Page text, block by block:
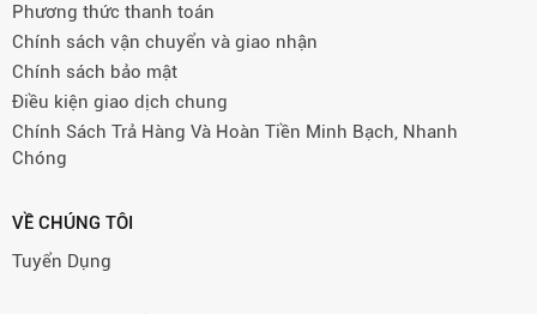
Phương thức thanh toán
Chính sách vận chuyển và giao nhận
Chính sách bảo mật
Điều kiện giao dịch chung
Chính Sách Trả Hàng Và Hoàn Tiền Minh Bạch, Nhanh
Chóng
VỀ CHÚNG TÔI
Tuyển Dụng